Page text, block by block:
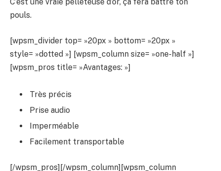
pouls.
[wpsm_divider top= »20px » bottom= »20px »
style= »dotted »] [wpsm_column size= »one-half »]
[wpsm_pros title= »Avantages: »]
Très précis
Prise audio
Imperméable
Facilement transportable
[/wpsm_pros][/wpsm_column][wpsm_column